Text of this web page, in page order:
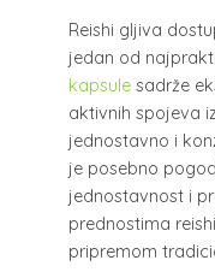
Reishi gljiva
jedan od
kapsulesadrže
aktivnih spojeva
jednostavno i
je posebno
jednostavnost i
prednostima
pripremom